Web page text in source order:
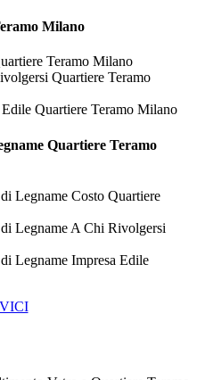
Milano
Teramo Milano
Quartiere Teramo
Quartiere Teramo Milano
Quartiere Teramo
Legname Costo Quartiere
Legname A Chi Rivolgersi
Legname Impresa Edile